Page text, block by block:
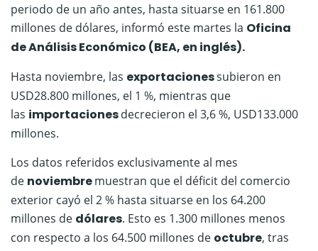
periodo de un año antes, hasta situarse en 161.800
millones de dólares, informó este martes la Oficina
de Análisis Económico (BEA, en inglés).
Hasta noviembre, las exportacionessubieron en
USD28.800 millones, el 1 %, mientras que
las importacionesdecrecieron el 3,6 %, USD133.000
millones.
Los datos referidos exclusivamente al mes
de noviembremuestran que el déficit del comercio
exterior cayó el 2 % hasta situarse en los 64.200
millones de dólares. Esto es 1.300 millones menos
con respecto a los 64.500 millones de octubre, tras